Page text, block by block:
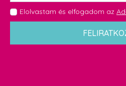
GDPR
*
Elolvastam és elfogadom az